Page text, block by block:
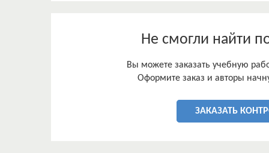
Не смогли найти
Вы можете заказать учебную
Оформите заказ и авторы
ЗАКАЗАТЬ